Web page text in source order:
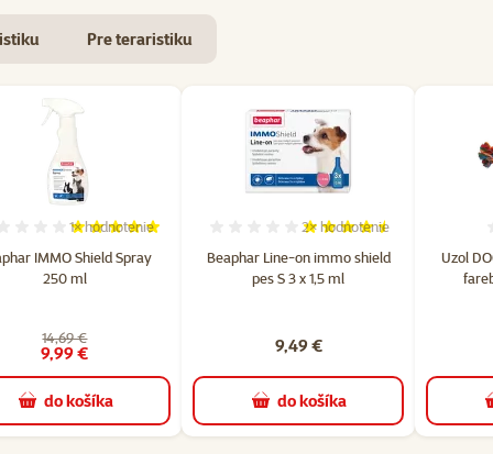
Pre teraristiku
3
IMMO Shield Spray
250 ml
Hodnotenie 100%, počet hodnotení: 1
1×hodnotenie
14,69 €
9,99 €
do košíka
Beaphar Line-on immo shield
pes S 3 x 1,5 ml
Hodnotenie 90%, počet
2× hodnotenie
9,49 €
do košíka
Uzol